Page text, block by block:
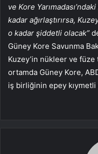
ve Kore
kadar ağırlaştırırsa,
o kadar şiddetli olacak”
Güney Kore Savunma
Kuzey’in nükleer ve
ortamda Güney Kore,
iş birliğinin epey kıymetli